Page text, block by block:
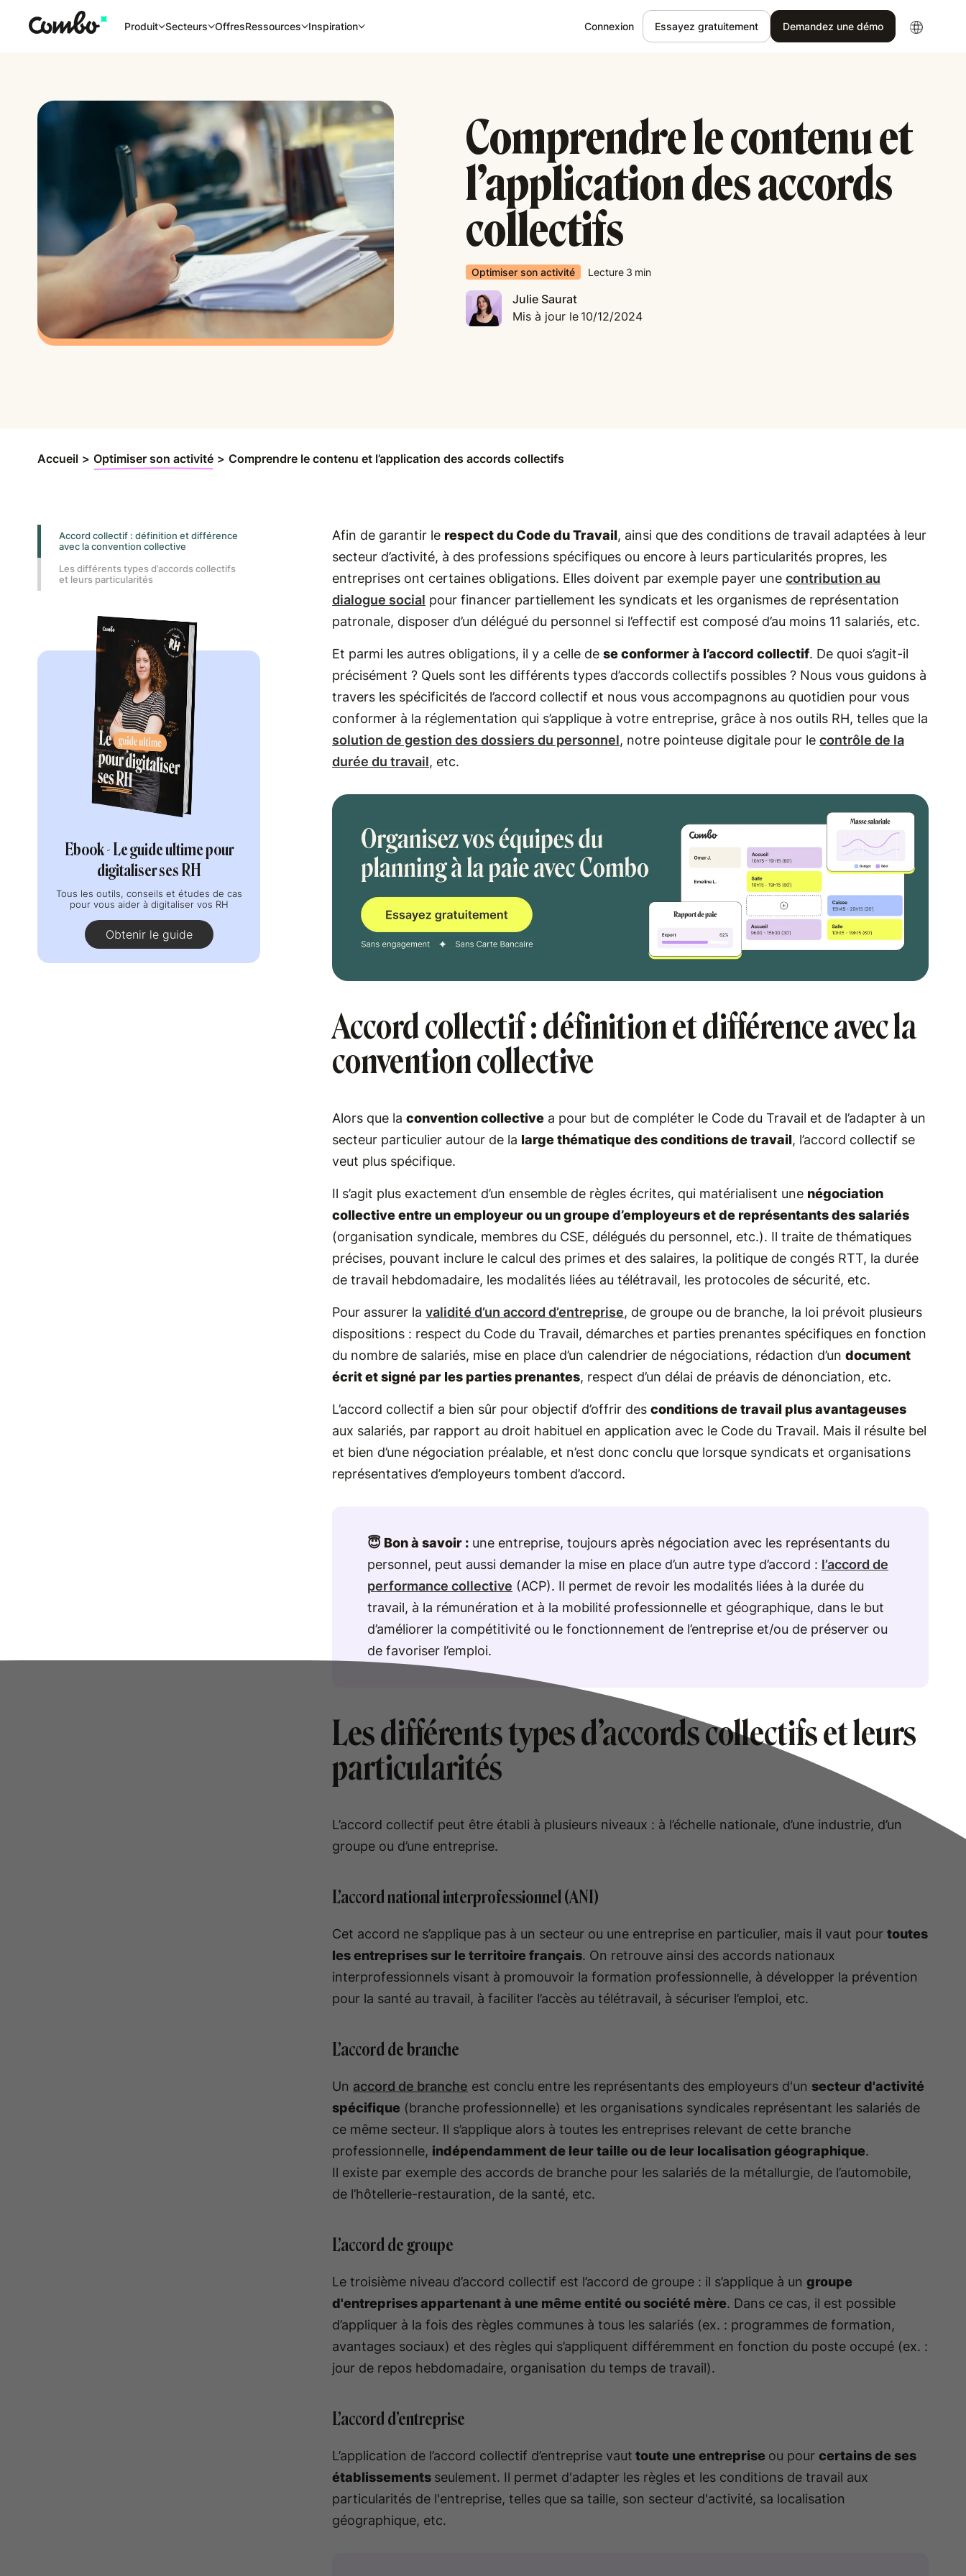
Produit Secteurs OffresRessources Inspiration Connexion Essayez gratuitement Demandez une démo
Comprendre le contenu et
l’application des accords
collectifs
Optimiser son activité Lecture 3 min
Julie Saurat
Mis à jour le 10/12/2024
Accueil > Optimiser son activité > Comprendre le contenu et l’application des accords collectifs
Accord collectif : définition et différence
avec la convention collective
Les différents types d’accords collectifs
et leurs particularités
Ebook - Le guide ultime pour
digitaliser ses RH
Tous les outils, conseils et études de cas
pour vous aider à digitaliser vos RH
Obtenir le guide
Afin de garantir le respect du Code du Travail, ainsi que des conditions de travail adaptées à leur
secteur d’activité, à des professions spécifiques ou encore à leurs particularités propres, les
entreprises ont certaines obligations. Elles doivent par exemple payer une contribution au
dialogue social pour financer partiellement les syndicats et les organismes de représentation
patronale, disposer d’un délégué du personnel si l’effectif est composé d’au moins 11 salariés, etc.
Et parmi les autres obligations, il y a celle de se conformer à l’accord collectif. De quoi s’agit-il
précisément ? Quels sont les différents types d’accords collectifs possibles ? Nous vous guidons à
travers les spécificités de l’accord collectif et nous vous accompagnons au quotidien pour vous
conformer à la réglementation qui s’applique à votre entreprise, grâce à nos outils RH, telles que la
solution de gestion des dossiers du personnel, notre pointeuse digitale pour le contrôle de la
durée du travail, etc.
Accord collectif : définition et différence avec la
convention collective
Alors que la convention collective a pour but de compléter le Code du Travail et de l’adapter à un
secteur particulier autour de la large thématique des conditions de travail, l’accord collectif se
veut plus spécifique.
Il s’agit plus exactement d’un ensemble de règles écrites, qui matérialisent une négociation
collective entre un employeur ou un groupe d’employeurs et de représentants des salariés
(organisation syndicale, membres du CSE, délégués du personnel, etc.). Il traite de thématiques
précises, pouvant inclure le calcul des primes et des salaires, la politique de congés RTT, la durée
de travail hebdomadaire, les modalités liées au télétravail, les protocoles de sécurité, etc.
Pour assurer la validité d’un accord d’entreprise, de groupe ou de branche, la loi prévoit plusieurs
dispositions : respect du Code du Travail, démarches et parties prenantes spécifiques en fonction
du nombre de salariés, mise en place d’un calendrier de négociations, rédaction d’un document
écrit et signé par les parties prenantes, respect d’un délai de préavis de dénonciation, etc.
L’accord collectif a bien sûr pour objectif d’offrir des conditions de travail plus avantageuses
aux salariés, par rapport au droit habituel en application avec le Code du Travail. Mais il résulte bel
et bien d’une négociation préalable, et n’est donc conclu que lorsque syndicats et organisations
représentatives d’employeurs tombent d’accord.
😇 Bon à savoir : une entreprise, toujours après négociation avec les représentants du
personnel, peut aussi demander la mise en place d’un autre type d’accord : l’accord de
performance collective (ACP). Il permet de revoir les modalités liées à la durée du
travail, à la rémunération et à la mobilité professionnelle et géographique, dans le but
d’améliorer la compétitivité ou le fonctionnement de l’entreprise et/ou de préserver ou
de favoriser l’emploi.
Les différents types d’accords collectifs et leurs
particularités
L’accord collectif peut être établi à plusieurs niveaux : à l’échelle nationale, d’une industrie, d’un
groupe ou d’une entreprise.
L’accord national interprofessionnel (ANI)
Cet accord ne s’applique pas à un secteur ou une entreprise en particulier, mais il vaut pour toutes
les entreprises sur le territoire français. On retrouve ainsi des accords nationaux
interprofessionnels visant à promouvoir la formation professionnelle, à développer la prévention
pour la santé au travail, à faciliter l’accès au télétravail, à sécuriser l’emploi, etc.
L’accord de branche
Un accord de branche est conclu entre les représentants des employeurs d'un secteur d'activité
spécifique (branche professionnelle) et les organisations syndicales représentant les salariés de
ce même secteur. Il s’applique alors à toutes les entreprises relevant de cette branche
professionnelle, indépendamment de leur taille ou de leur localisation géographique.
Il existe par exemple des accords de branche pour les salariés de la métallurgie, de l’automobile,
de l’hôtellerie-restauration, de la santé, etc.
L’accord de groupe
Le troisième niveau d’accord collectif est l’accord de groupe : il s’applique à un groupe
d'entreprises appartenant à une même entité ou société mère. Dans ce cas, il est possible
d’appliquer à la fois des règles communes à tous les salariés (ex. : programmes de formation,
avantages sociaux) et des règles qui s’appliquent différemment en fonction du poste occupé (ex. :
jour de repos hebdomadaire, organisation du temps de travail).
L’accord d’entreprise
L’application de l’accord collectif d’entreprise vaut toute une entreprise ou pour certains de ses
établissements seulement. Il permet d'adapter les règles et les conditions de travail aux
particularités de l'entreprise, telles que sa taille, son secteur d'activité, sa localisation
géographique, etc.